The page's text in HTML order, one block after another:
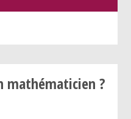
mathématicien ?